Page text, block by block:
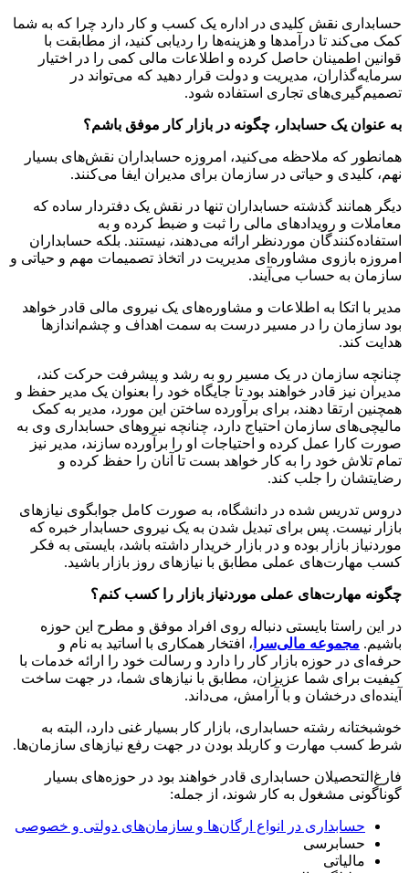
حسابداری نقش کلیدی در اداره یک کسب و کار دارد چرا که به شما
کمک می‌کند تا درآمدها و هزینه‌ها را ردیابی کنید، از مطابقت با
قوانین اطمینان حاصل کرده و اطلاعات مالی کمی را در اختیار
سرمایه‌گذاران، مدیریت و دولت قرار دهید که می‌تواند در
تصمیم‌گیری‌های تجاری استفاده شود.
به عنوان یک حسابدار، چگونه در بازار کار موفق باشم؟
همانطور که ملاحظه می‌کنید، امروزه حسابداران نقش‌های بسیار
نهم، کلیدی و حیاتی در سازمان برای مدیران ایفا می‌کنند.
دیگر همانند گذشته حسابداران تنها در نقش یک دفتردار ساده که
معاملات و رویدادهای مالی را ثبت و ضبط کرده و به
استفاده‌کنندگان موردنظر ارائه می‌دهند، نیستند. بلکه حسابداران
امروزه بازوی مشاوره‌ای مدیریت در اتخاذ تصمیمات مهم و حیاتی و
سازمان به حساب می‌آیند.
مدیر با اتکا به اطلاعات و مشاوره‌های یک نیروی مالی قادر خواهد
بود سازمان را در مسیر درست به سمت اهداف و چشم‌اندازها
هدایت کند.
چنانچه سازمان در یک مسیر رو به رشد و پیشرفت حرکت کند،
مدیران نیز قادر خواهند بود تا جایگاه خود را بعنوان یک مدیر حفظ و
همچنین ارتقا دهند، برای برآورده ساختن این مورد، مدیر به کمک
مالیچی‌های سازمان احتیاج دارد، چنانچه نیروهای حسابداری وی به
صورت کارا عمل کرده و احتیاجات او را برآورده سازند، مدیر نیز
تمام تلاش خود را به کار خواهد بست تا آنان را حفظ کرده و
رضایتشان را جلب کند.
دروس تدریس شده در دانشگاه، به صورت کامل جوابگوی نیازهای
بازار نیست. پس برای تبدیل شدن به یک نیروی حسابدار خبره که
موردنیاز بازار بوده و در بازار خریدار داشته باشد، بایستی به فکر
کسب مهارت‌های عملی مطابق با نیازهای روز بازار باشید.
چگونه مهارت‌های عملی موردنیاز بازار را کسب کنم؟
در این راستا بایستی دنباله روی افراد موفق و مطرح این حوزه
باشیم. مجموعه مالی‌سرا ، افتخار همکاری با اساتید به نام و
حرفه‌ای در حوزه بازار کار را دارد و رسالت خود را ارائه خدمات با
کیفیت برای شما عزیزان، مطابق با نیازهای شما، در جهت ساخت
آینده‌ای درخشان و با آرامش، می‌داند.
خوشبختانه رشته حسابداری، بازار کار بسیار غنی دارد، البته به
شرط کسب مهارت و کاربلد بودن در جهت رفع نیازهای سازمان‌ها.
فارغ‌التحصیلان حسابداری قادر خواهند بود در حوزه‌های بسیار
گوناگونی مشغول به کار شوند، از جمله:
حسابداری در انواع ارگان‌ها و سازمان‌های دولتی و خصوصی
حسابرسی
مالیاتی